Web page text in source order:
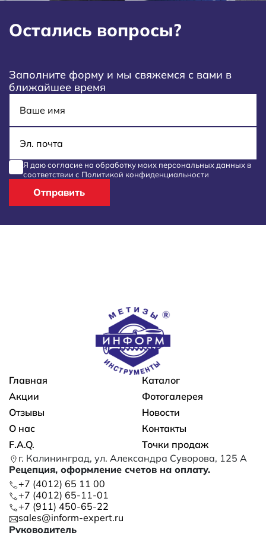
Остались вопросы?
Заполните форму и мы свяжемся с вами в
ближайшее время
Я даю согласие на обработку моих персональных данных в
соответствии с Политикой конфиденциальности
Отправить
Основная навигация
Главная
Каталог
Акции
Фотогалерея
Отзывы
Новости
О нас
Контакты
F.A.Q.
Точки продаж
г. Калининград, ул. Александра Суворова, 125 А
Рецепция, оформление счетов на оплату.
+7 (4012) 65 11 00
+7 (4012) 65-11-01
+7 (911) 450-65-22
sales@inform-expert.ru
Руководитель